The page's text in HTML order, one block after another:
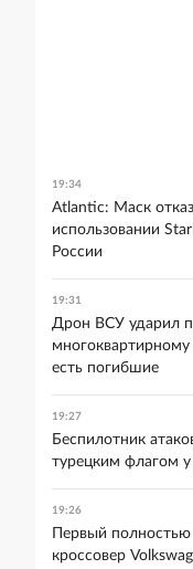
19:34
Atlantic: Маск
использовании
России
19:31
Дрон ВСУ ударил
есть погибшие
19:27
Беспилотник
турецким флагом
19:26
Первый полностью
кроссовер